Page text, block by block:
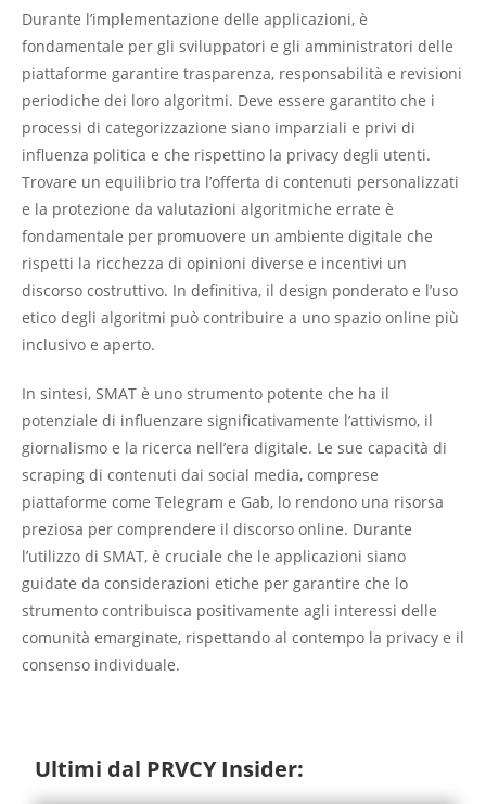
Durante l’implementazione delle applicazioni, è
fondamentale per gli sviluppatori e gli amministratori delle
piattaforme garantire trasparenza, responsabilità e revisioni
periodiche dei loro algoritmi. Deve essere garantito che i
processi di categorizzazione siano imparziali e privi di
influenza politica e che rispettino la privacy degli utenti.
Trovare un equilibrio tra l’offerta di contenuti personalizzati
e la protezione da valutazioni algoritmiche errate è
fondamentale per promuovere un ambiente digitale che
rispetti la ricchezza di opinioni diverse e incentivi un
discorso costruttivo. In definitiva, il design ponderato e l’uso
etico degli algoritmi può contribuire a uno spazio online più
inclusivo e aperto.
In sintesi, SMAT è uno strumento potente che ha il
potenziale di influenzare significativamente l’attivismo, il
giornalismo e la ricerca nell’era digitale. Le sue capacità di
scraping di contenuti dai social media, comprese
piattaforme come Telegram e Gab, lo rendono una risorsa
preziosa per comprendere il discorso online. Durante
l’utilizzo di SMAT, è cruciale che le applicazioni siano
guidate da considerazioni etiche per garantire che lo
strumento contribuisca positivamente agli interessi delle
comunità emarginate, rispettando al contempo la privacy e il
consenso individuale.
Ultimi dal PRVCY Insider: